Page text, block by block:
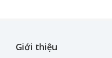
Giới thiệu